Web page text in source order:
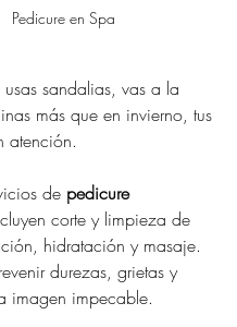
Pedicure en Spa
sandalias, vas a la
más que en invierno, tus
atención.
de pedicure
corte y limpieza de
hidratación y masaje.
durezas, grietas y
imagen impecable.